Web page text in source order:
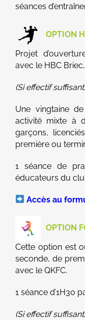
séances
OPTION
Projet
avec le HBC
(Si effectif
Une vingtaine
activité mixte à
garçons,
première ou
1 séance de
éducateurs du
Accès au
OPTION
Cette option est
seconde, de
avec le QKFC.
1 séance d’1H30
(Si effectif